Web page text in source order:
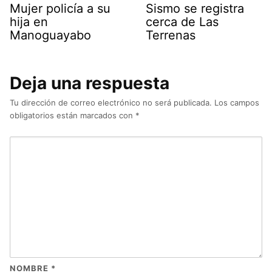
Mujer policía a su
hija en
Manoguayabo
Sismo se registra
cerca de Las
Terrenas
Deja una respuesta
Tu dirección de correo electrónico no será publicada. Los campos
obligatorios están marcados con *
NOMBRE *